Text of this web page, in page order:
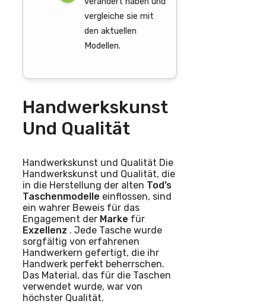
vergleiche sie mit
den aktuellen
Modellen.
Handwerkskunst
Und Qualität
Handwerkskunst und Qualität Die
Handwerkskunst und Qualität, die
in die Herstellung der alten Tod’s
Taschenmodelle einflossen, sind
ein wahrer Beweis für das
Engagement der Marke für
Exzellenz . Jede Tasche wurde
sorgfältig von erfahrenen
Handwerkern gefertigt, die ihr
Handwerk perfekt beherrschen.
Das Material, das für die Taschen
verwendet wurde, war von
höchster Qualität.